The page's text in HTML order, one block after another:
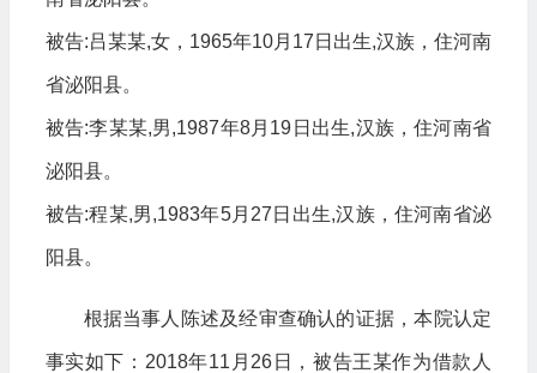
被告:吕某某,女，1965年10月17日出生,汉族，住河南
省泌阳县。
被告:李某某,男,1987年8月19日出生,汉族，住河南省
泌阳县。
被告:程某,男,1983年5月27日出生,汉族，住河南省泌
阳县。
根据当事人陈述及经审查确认的证据，本院认定
事实如下：2018年11月26日，被告王某作为借款人